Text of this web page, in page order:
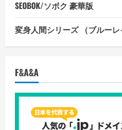
SEOBOK/ソボク 豪華版
変身人間シリーズ （ブルーレ
F&A&A